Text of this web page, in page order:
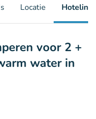
Locatie Hotelinfo
voor 2 +
water in